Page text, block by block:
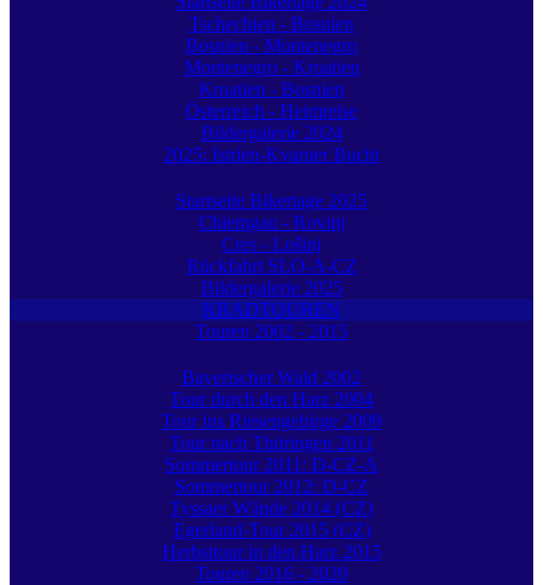
Tschechien - Bosnien
Bosnien - Montenegro
Montenegro - Kroatien
Kroatien - Bosnien
Österreich - Heimreise
Bildergalerie 2024
2025: Istrien-Kvarner Bucht
Startseite Bikertage 2025
Chiemgau - Rovinj
Cres - Lošinj
Rückfahrt SLO-A-CZ
Bildergalerie 2025
KRADTOUREN
Touren 2002 - 2015
Bayerischer Wald 2002
Tour durch den Harz 2004
Tour ins Riesengebirge 2009
Tour nach Thüringen 2011
Sommertour 2011: D-CZ-A
Sommertour 2012: D-CZ
Tyssaer Wände 2014 (CZ)
Egerland-Tour 2015 (CZ)
Herbsttour in den Harz 2015
Touren 2016 - 2020